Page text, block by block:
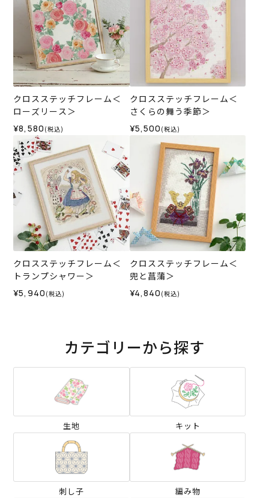
クロスステッチフレーム＜
ローズリース＞
¥8,580 (税込)
クロスステッチフレーム＜
さくらの舞う季節＞
¥5,500 (税込)
クロスステッチフレーム＜
トランプシャワー＞
¥5,940 (税込)
クロスステッチフレーム＜
兜と菖蒲＞
¥4,840 (税込)
カテゴリーから探す
生地 キット
刺し子 編み物